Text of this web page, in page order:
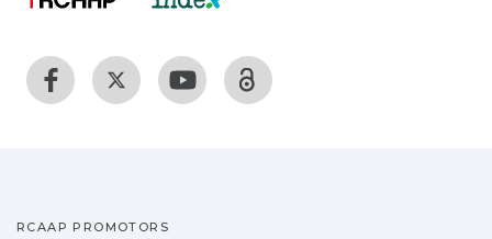
RCAAP PROMOTORS